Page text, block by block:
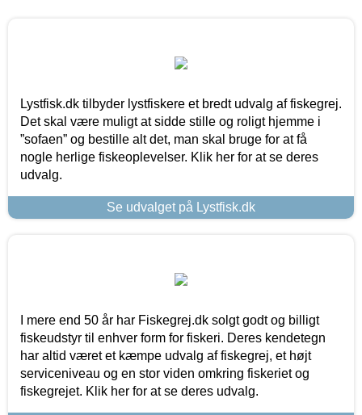
Lystfisk.dk tilbyder lystfiskere et bredt udvalg af fiskegrej.
Det skal være muligt at sidde stille og roligt hjemme i
”sofaen” og bestille alt det, man skal bruge for at få
nogle herlige fiskeoplevelser. Klik her for at se deres
udvalg.
Se udvalget på Lystfisk.dk
I mere end 50 år har Fiskegrej.dk solgt godt og billigt
fiskeudstyr til enhver form for fiskeri. Deres kendetegn
har altid været et kæmpe udvalg af fiskegrej, et højt
serviceniveau og en stor viden omkring fiskeriet og
fiskegrejet. Klik her for at se deres udvalg.